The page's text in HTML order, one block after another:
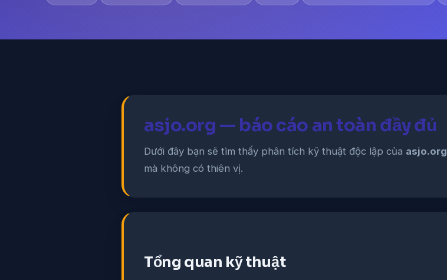
asjo.org — báo cáo an toàn đầy đủ
Dưới đây bạn sẽ tìm thấy phân tích kỹ thuật độc lập của asjo.org
mà không có thiên vị.
Tổng quan kỹ thuật